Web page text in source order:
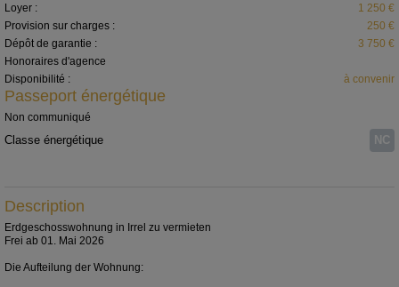
Loyer :
1 250 €
Provision sur charges :
250 €
Dépôt de garantie :
3 750 €
Honoraires d'agence
Disponibilité :
à convenir
Passeport énergétique
Non communiqué
Classe énergétique NC
Description
Erdgeschosswohnung in Irrel zu vermieten
Frei ab 01. Mai 2026
Die Aufteilung der Wohnung: